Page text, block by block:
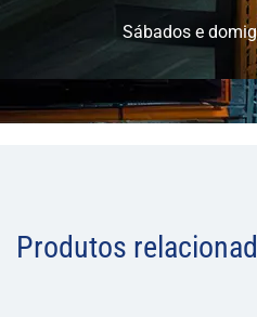
Sábados e
Produtos